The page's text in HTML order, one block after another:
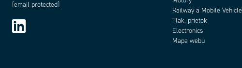
[email protected]
Railway a Mobile Vehicle
Tlak, prietok
Electronics
Mapa webu